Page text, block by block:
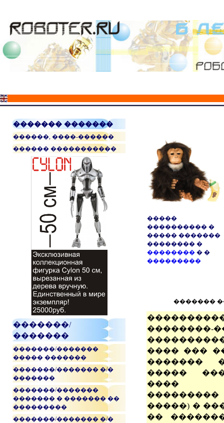
������� �������
������, ����-������
������ �����������
�������/
�������
�������/�������
����� �������
�������/������� �/�
�������
�������/�������
������� � ������� ��
���������
�������/������� �/�
�����
���������� �
����� �������
�������� �
�������� � �
���������
�������
��������-
���� ���
�������
�����
����
���������
�����) �
��